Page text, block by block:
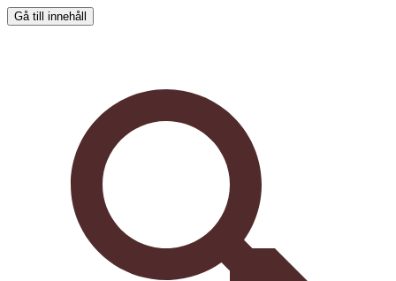
Gå till innehåll